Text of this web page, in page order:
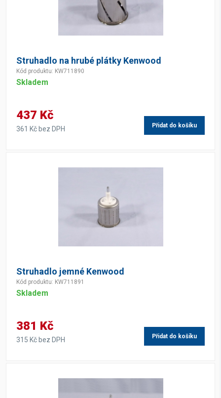
Struhadlo na hrubé plátky Kenwood
Kód produktu: KW711890
Skladem
437 Kč
361 Kč bez DPH Přidat do košíku
Struhadlo jemné Kenwood
Kód produktu: KW711891
Skladem
381 Kč
315 Kč bez DPH Přidat do košíku